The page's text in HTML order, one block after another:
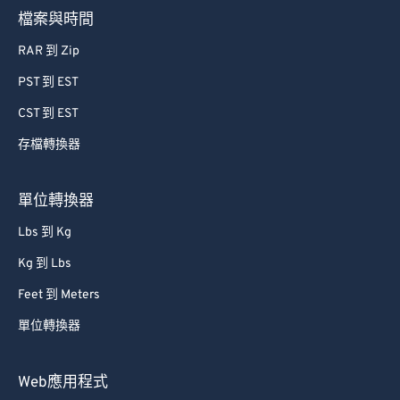
檔案與時間
RAR 到 Zip
PST 到 EST
CST 到 EST
存檔轉換器
單位轉換器
Lbs 到 Kg
Kg 到 Lbs
Feet 到 Meters
單位轉換器
Web應用程式